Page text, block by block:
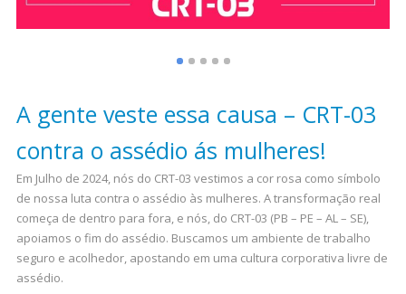
A gente veste essa causa – CRT-03
contra o assédio ás mulheres!
Em Julho de 2024, nós do CRT-03 vestimos a cor rosa como símbolo
de nossa luta contra o assédio às mulheres. A transformação real
começa de dentro para fora, e nós, do CRT-03 (PB – PE – AL – SE),
apoiamos o fim do assédio. Buscamos um ambiente de trabalho
seguro e acolhedor, apostando em uma cultura corporativa livre de
assédio.